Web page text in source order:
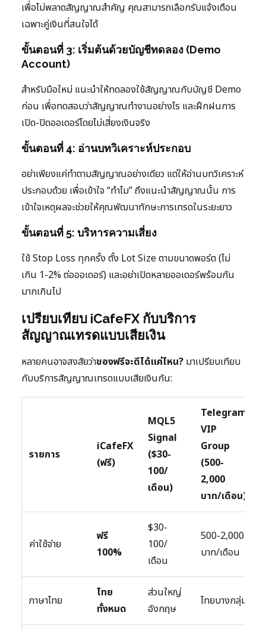
เพื่อไม่พลาดสัญญาณสำคัญ คุณสามารถเลือกรับแจ้งเตือน
เฉพาะคู่เงินที่สนใจได้
ขั้นตอนที่ 3: เริ่มต้นด้วยบัญชีทดลอง (Demo
Account)
สำหรับมือใหม่ แนะนำให้ทดลองใช้สัญญาณกับบัญชี Demo
ก่อน เพื่อทดสอบว่าสัญญาณทำงานอย่างไร และฝึกฝนการ
เปิด-ปิดออเดอร์โดยไม่เสี่ยงเงินจริง
ขั้นตอนที่ 4: อ่านบทวิเคราะห์ประกอบ
อย่าเพียงแค่ทำตามสัญญาณอย่างเดียว แต่ให้อ่านบทวิเคราะห์
ประกอบด้วย เพื่อเข้าใจ “ทำไม” ถึงแนะนำสัญญาณนั้น การ
เข้าใจเหตุผลจะช่วยให้คุณพัฒนาทักษะการเทรดในระยะยาว
ขั้นตอนที่ 5: บริหารความเสี่ยง
ใช้ Stop Loss ทุกครั้ง ตั้ง Lot Size ตามขนาดพอร์ต (ไม่
เกิน 1-2% ต่อออเดอร์) และอย่าเปิดหลายออเดอร์พร้อมกัน
มากเกินไป
เปรียบเทียบ iCafeFX กับบริการ
สัญญาณเทรดแบบเสียเงิน
หลายคนอาจสงสัยว่าของฟรีจะดีได้แค่ไหน? มาเปรียบเทียบ
กับบริการสัญญาณเทรดแบบเสียเงินกัน:
รายการ
iCafeFX
(ฟรี)
MQL5
Signal
($30-
100/
เดือน)
Telegram
VIP
Group
(500-
2,000
บาท/เดือน)
ค่าใช้จ่าย
ฟรี
100%
$30-
100/
เดือน
500-2,000
บาท/เดือน
ภาษาไทย
ไทย
ทั้งหมด
ส่วนใหญ่
อังกฤษ
ไทยบางกลุ่ม